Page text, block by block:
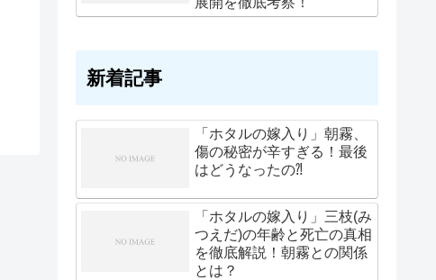
新着記事
「ホタルの嫁入り」朝霧、
傷の秘密が辛すぎる！最後
はどうなったの⁈
「ホタルの嫁入り」三枝(み
つえだ)の年齢と死亡の真相
を徹底解説！朝霧との関係
とは？